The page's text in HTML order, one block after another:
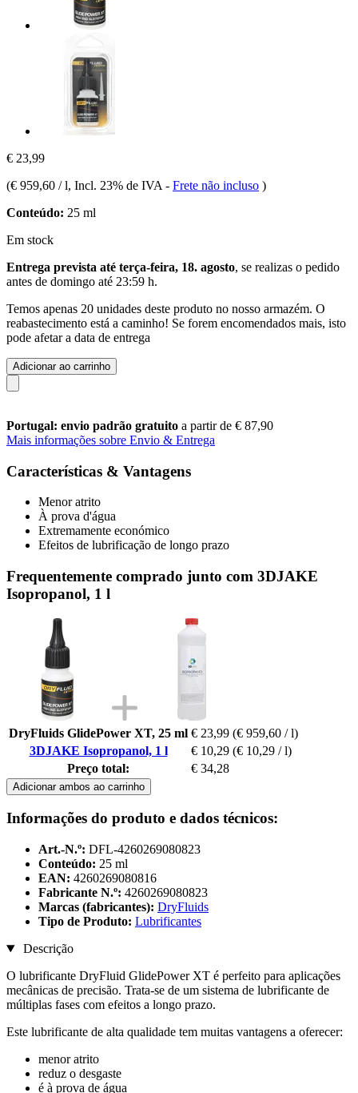
€ 23,99
(€ 959,60 / l, Incl. 23% de IVA - Frete não incluso )
Conteúdo: 25 ml
Em stock
Entrega prevista até terça-feira, 18. agosto, se realizas o pedido
antes de domingo até 23:59 h.
Temos apenas 20 unidades deste produto no nosso armazém. O
reabastecimento está a caminho! Se forem encomendados mais, isto
pode afetar a data de entrega
Adicionar ao carrinho
Portugal: envio padrão gratuito a partir de € 87,90
Mais informações sobre Envio & Entrega
Características & Vantagens
Menor atrito
À prova d'água
Extremamente económico
Efeitos de lubrificação de longo prazo
Frequentemente comprado junto com 3DJAKE
Isopropanol, 1 l
DryFluids GlidePower XT, 25 ml € 23,99 (€ 959,60 / l)
3DJAKE Isopropanol, 1 l
€ 10,29 (€ 10,29 / l)
Preço total:
€ 34,28
Adicionar ambos ao carrinho
Informações do produto e dados técnicos:
Art.-N.º: DFL-4260269080823
Conteúdo: 25 ml
EAN: 4260269080816
Fabricante N.º: 4260269080823
Marcas (fabricantes): DryFluids
Tipo de Produto: Lubrificantes
Descrição
O lubrificante DryFluid GlidePower XT é perfeito para aplicações
mecânicas de precisão. Trata-se de um sistema de lubrificante de
múltiplas fases com efeitos a longo prazo.
Este lubrificante de alta qualidade tem muitas vantagens a oferecer:
menor atrito
reduz o desgaste
é à prova de água